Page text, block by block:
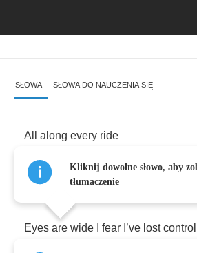
SŁOWA SŁOWA DO NAUCZENIA SIĘ
All along every ride
Taste anger buildin
Eyes are wide fear ’ve lost control
Kliknij dowolne słowo, aby
tłumaczenie